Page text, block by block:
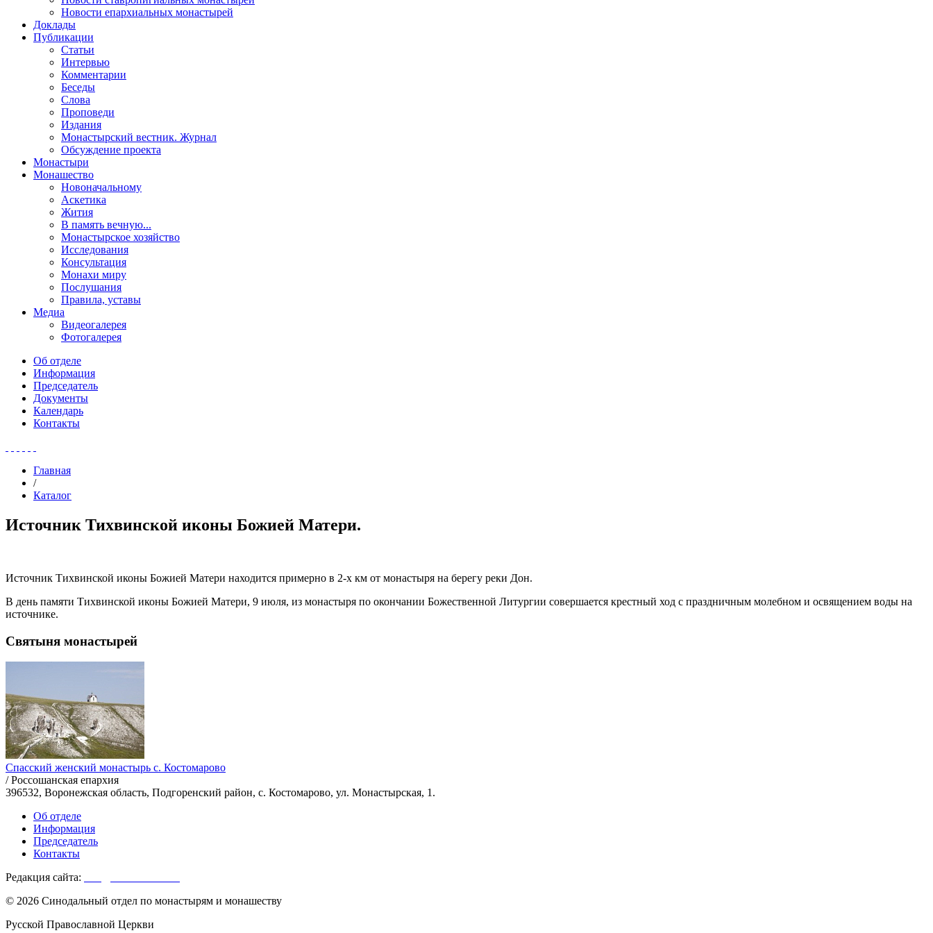
Новости епархиальных монастырей
Доклады
Публикации
Статьи
Интервью
Комментарии
Беседы
Слова
Проповеди
Издания
Монастырский вестник. Журнал
Обсуждение проекта
Монастыри
Монашество
Новоначальному
Аскетика
Жития
В память вечную...
Монастырское хозяйство
Исследования
Консультация
Монахи миру
Послушания
Правила, уставы
Медиа
Видеогалерея
Фотогалерея
Об отделе
Информация
Председатель
Документы
Календарь
Контакты
Главная
/
Каталог
Источник Тихвинской иконы Божией Матери.
Источник Тихвинской иконы Божией Матери находится примерно в 2-х км от монастыря на берегу реки Дон.
В день памяти Тихвинской иконы Божией Матери, 9 июля, из монастыря по окончании Божественной Литургии совершается крестный ход с праздничным молебном и освящением воды на
источнике.
Святыня монастырей
Спасский женский монастырь с. Костомарово
/ Россошанская епархия
396532, Воронежская область, Подгоренский район, с. Костомарово, ул. Монастырская, 1.
Об отделе
Информация
Председатель
Контакты
Редакция сайта:
© 2026 Синодальный отдел по монастырям и монашеству
Русской Православной Церкви